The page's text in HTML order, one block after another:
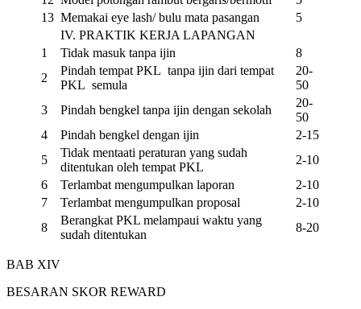
13 Memakai eye lash/ bulu mata pasangan
5
IV. PRAKTIK KERJA LAPANGAN
1
Tidak masuk tanpa ijin
8
2
Pindah tempat PKL tanpa ijin dari tempat
PKL semula
20-
50
3
Pindah bengkel tanpa ijin dengan sekolah
20-
50
4
Pindah bengkel dengan ijin
2-15
5
Tidak mentaati peraturan yang sudah
ditentukan oleh tempat PKL
2-10
6
Terlambat mengumpulkan laporan
2-10
7
Terlambat mengumpulkan proposal
2-10
8
Berangkat PKL melampaui waktu yang
sudah ditentukan
8-20
BAB XIV
BESARAN SKOR REWARD